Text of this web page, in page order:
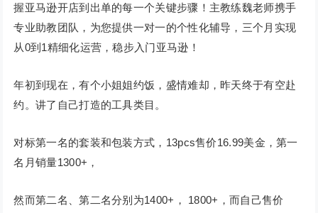
握亚马逊开店到出单的每一个关键步骤！主教练魏老师携手
专业助教团队，为您提供一对一的个性化辅导，三个月实现
从0到1精细化运营，稳步入门亚马逊！
年初到现在，有个小姐姐约饭，盛情难却，昨天终于有空赴
约。讲了自己打造的工具类目。
对标第一名的套装和包装方式，13pcs售价16.99美金，第一
名月销量1300+，
然而第二名、第二名分别为1400+， 1800+，而自己售价